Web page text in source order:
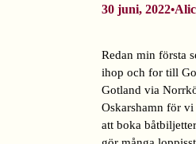
30 juni, 2022•
Redan min första
ihop och for till
Gotland via
Oskarshamn för
att boka